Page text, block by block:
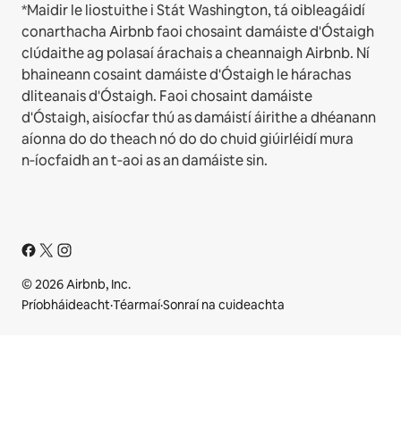
*Maidir le liostuithe i Stát Washington, tá oibleagáidí
conarthacha Airbnb faoi chosaint damáiste d'Óstaigh
clúdaithe ag polasaí árachais a cheannaigh Airbnb. Ní
bhaineann cosaint damáiste d'Óstaigh le hárachas
dliteanais d'Óstaigh. Faoi chosaint damáiste
d'Óstaigh, aisíocfar thú as damáistí áirithe a dhéanann
aíonna do do theach nó do do chuid giúirléidí mura
n‑íocfaidh an t‑aoi as an damáiste sin.
© 2026 Airbnb, Inc.
Príobháideacht·Téarmaí·Sonraí na cuideachta